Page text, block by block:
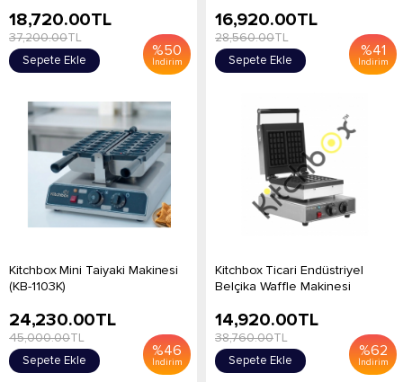
%50
İndirim
18,720.00TL
37,200.00TL
Sepete Ekle
%41
İndirim
16,920.00TL
28,560.00TL
Sepete Ekle
Kitchbox Mini Taiyaki Makinesi
(KB-1103K)
%46
İndirim
24,230.00TL
45,000.00TL
Sepete Ekle
Kitchbox Ticari Endüstriyel
Belçika Waffle Makinesi
%62
İndirim
14,920.00TL
38,760.00TL
Sepete Ekle